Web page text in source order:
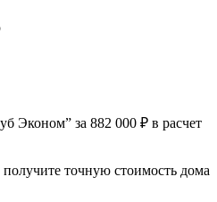
Эконом” за 882 000 ₽ в расчет
точную стоимость дома